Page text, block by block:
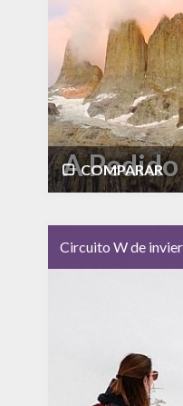
Vida
A Pedido
COMPARAR
alto
Circuito W de